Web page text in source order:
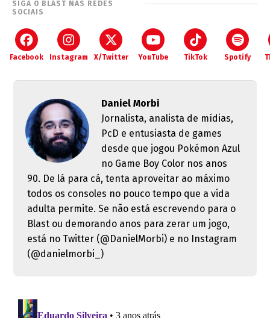
SIGA O BLAST NAS REDES
SOCIAIS
Facebook Instagram X/Twitter YouTube TikTok Spotify
Daniel Morbi
Jornalista, analista de mídias,
PcD e entusiasta de games
desde que jogou Pokémon Azul
no Game Boy Color nos anos
90. De lá para cá, tenta aproveitar ao máximo
todos os consoles no pouco tempo que a vida
adulta permite. Se não está escrevendo para o
Blast ou demorando anos para zerar um jogo,
está no Twitter (@DanielMorbi) e no Instagram
(@danielmorbi_)